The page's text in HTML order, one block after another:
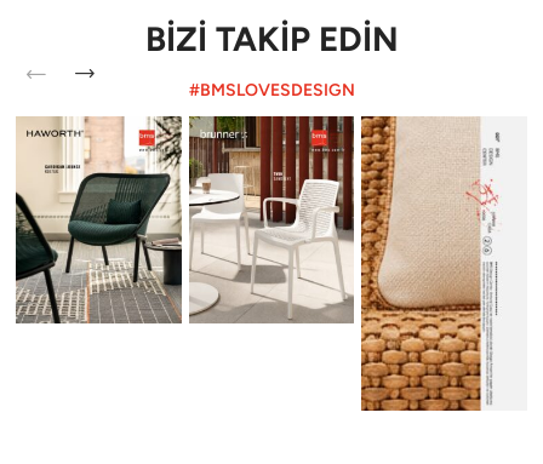
BİZİ TAKİP EDİN
#BMSLOVESDESIGN